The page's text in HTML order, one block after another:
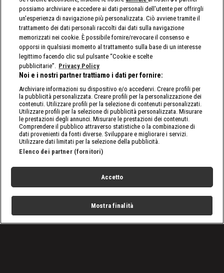
possiamo archiviare e accedere ai dati personali dell'utente per offrirgli
un'esperienza di navigazione più personalizzata. Ciò avviene tramite il
trattamento dei dati personali raccolti dai dati sulla navigazione
memorizzati nei cookie. È possibile fornire/revocare il consenso e
opporsi in qualsiasi momento al trattamento sulla base di un interesse
legittimo facendo clic sul pulsante “Cookie e scelte
pubblicitarie”. Privacy Policy
Noi e i nostri partner trattiamo i dati per fornire:
Archiviare informazioni su dispositivo e/o accedervi. Creare profili per
la pubblicità personalizzata. Creare profili per la personalizzazione dei
contenuti. Utilizzare profili per la selezione di contenuti personalizzati.
Utilizzare profili per la selezione di pubblicità personalizzata. Misurare
le prestazioni degli annunci. Misurare le prestazioni dei contenuti.
Comprendere il pubblico attraverso statistiche o la combinazione di
dati provenienti da fonti diverse. Sviluppare e migliorare i servizi.
Utilizzare dati limitati per la selezione della pubblicità.
Elenco dei partner (fornitori)
Accetto
Mostra finalità